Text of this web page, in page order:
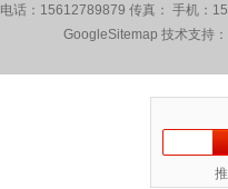
电话：15612789879 传真： 手机：
GoogleSitemap 技术支持